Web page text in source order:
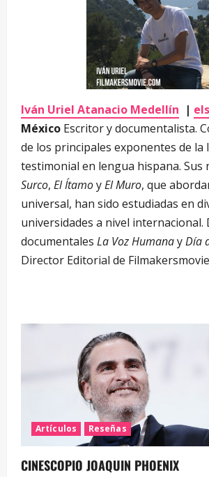
Iván Uriel Atanacio Medellín |
México Escritor y documentalista.
de los principales exponentes de
testimonial en lengua hispana. Sus
Surco, El ÍtamoyEl Muro, que
universal, han sido estudiadas en
universidades a nivel internacional.
documentales La Voz HumanayDía
Director Editorial de
Artículos Reseñas
CINESCOPIO JOAQUIN PHOENIX